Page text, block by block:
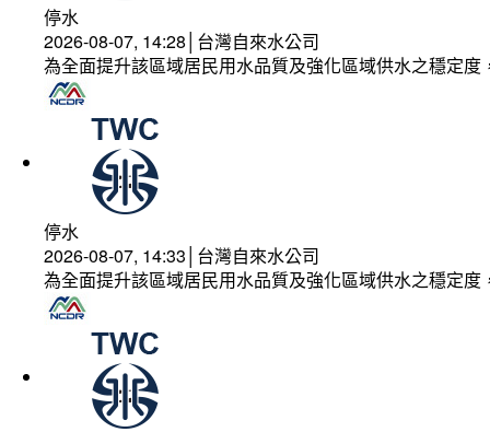
停水
2026-08-07, 14:28│台灣自來水公司
為全面提升該區域居民用水品質及強化區域供水之穩定
停水
2026-08-07, 14:33│台灣自來水公司
為全面提升該區域居民用水品質及強化區域供水之穩定